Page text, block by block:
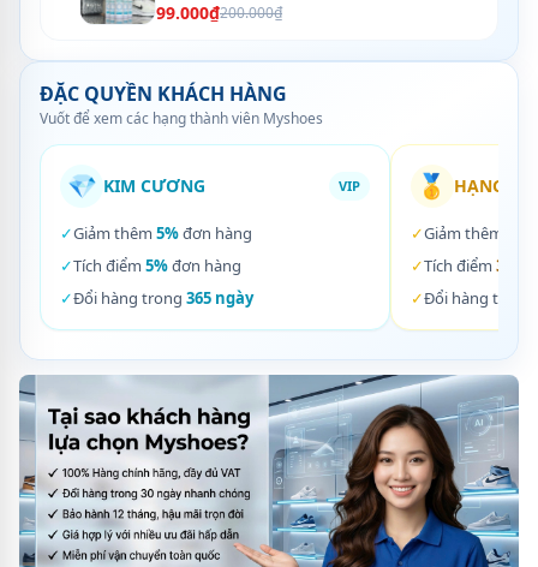
99.000₫200.000₫
ĐẶC QUYỀN KHÁCH HÀNG
Vuốt để xem các hạng thành viên Myshoes
💎 KIM CƯƠNG VIP
✓Giảm thêm 5%đơn hàng
✓Tích điểm 5%đơn hàng
✓Đổi hàng trong 365 ngày
🥇 HẠNG
✓Giảm thêm
✓Tích điểm 3%
✓Đổi hàng trong